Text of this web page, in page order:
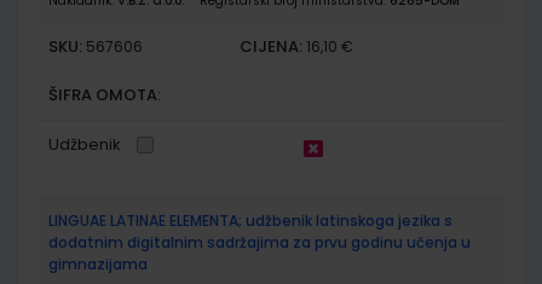
SKU: 567606 CIJENA: 16,10 €
ŠIFRA OMOTA:
Udžbenik
LINGUAE LATINAE ELEMENTA; udžbenik latinskoga jezika s
dodatnim digitalnim sadržajima za prvu godinu učenja u
gimnazijama